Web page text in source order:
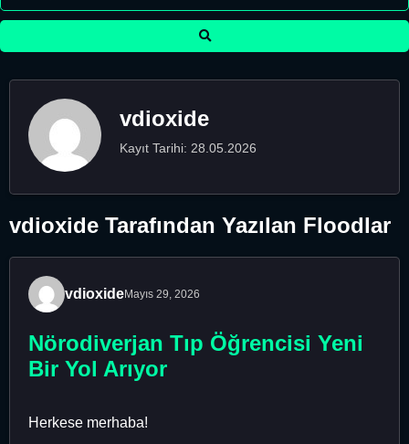
vdioxide
Kayıt Tarihi: 28.05.2026
vdioxide Tarafından Yazılan Floodlar
vdioxideMayıs 29, 2026
Nörodiverjan Tıp Öğrencisi Yeni
Bir Yol Arıyor
Herkese merhaba!